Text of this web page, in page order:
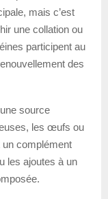
mais c’est
une collation ou
participent au
des
source
les œufs ou
un complément
les ajoutes à un